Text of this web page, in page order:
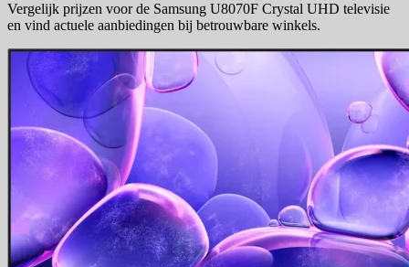
Vergelijk prijzen voor de Samsung U8070F Crystal UHD televisie
en vind actuele aanbiedingen bij betrouwbare winkels.